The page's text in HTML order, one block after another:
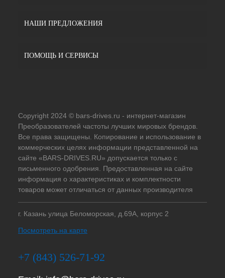
НАШИ ПРЕДЛОЖЕНИЯ
ПОМОЩЬ И СЕРВИСЫ
Copyright 2024 © bars-drives.ru - интернет-магазин
Преобразователей частоты лучших мировых брендов.
Все права защищены. Копирование и использование в
коммерческих целях информации представленной на
сайте «BARS-DRIVES.RU» допускается только с
письменного одобрения. Предоставленная на сайте
информация о характеристиках и комплектности
товаров может отличаться от данных производителя
г. Казань улица Беломорская, д.69А, корпус 2
Посмотреть на карте
+7 (843) 526-71-92